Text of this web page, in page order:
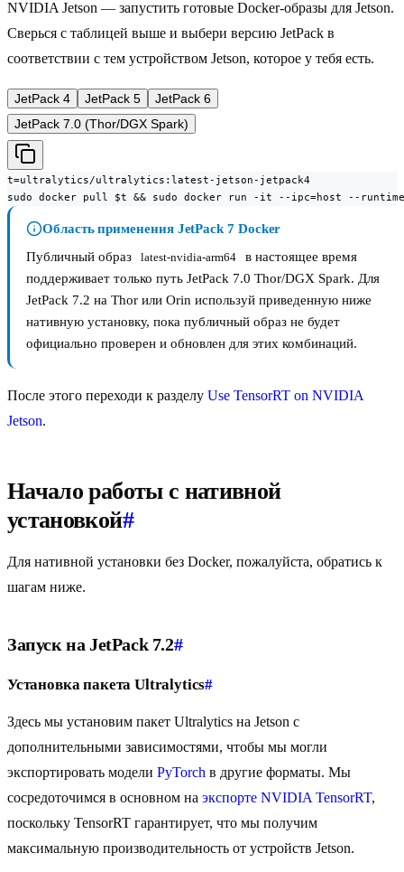
NVIDIA Jetson — запустить готовые Docker-образы для Jetson.
Сверься с таблицей выше и выбери версию JetPack в
соответствии с тем устройством Jetson, которое у тебя есть.
JetPack 4 JetPack 5
JetPack 6
JetPack 7.0 (Thor/DGX Spark)
t=ultralytics/ultralytics:latest-jetson-jetpack4
sudo docker pull $t && sudo docker run -it --ipc=host --
Область применения JetPack 7 Docker
Публичный образ
latest-nvidia-arm64
в настоящее время
поддерживает только путь JetPack 7.0 Thor/DGX Spark. Для
JetPack 7.2 на Thor или Orin используй приведенную ниже
нативную установку, пока публичный образ не будет
официально проверен и обновлен для этих комбинаций.
После этого переходи к разделу Use TensorRT on NVIDIA
Jetson.
Начало работы с нативной
установкой#
Для нативной установки без Docker, пожалуйста, обратись к
шагам ниже.
Запуск на JetPack 7.2#
Установка пакета Ultralytics#
Здесь мы установим пакет Ultralytics на Jetson с
дополнительными зависимостями, чтобы мы могли
экспортировать модели PyTorch в другие форматы. Мы
сосредоточимся в основном на экспорте NVIDIA TensorRT,
поскольку TensorRT гарантирует, что мы получим
максимальную производительность от устройств Jetson.